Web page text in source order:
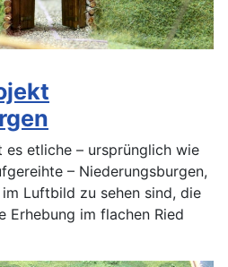
es etliche – ursprünglich wie
– Niederungsburgen,
Luftbild zu sehen sind, die
Erhebung im flachen Ried